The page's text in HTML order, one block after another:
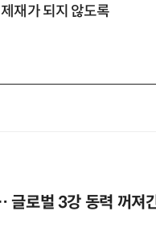
재가 되지 않도록
로벌 3강 동력 꺼져